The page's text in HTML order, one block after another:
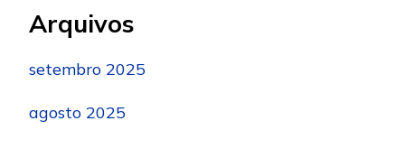
Arquivos
setembro 2025
agosto 2025